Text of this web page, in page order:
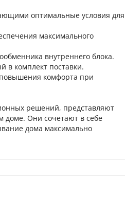
оптимальные условия для
максимального
внутреннего блока.
в комплект поставки.
комфорта при
решений, представляют
доме. Они сочетают в себе
дома максимально